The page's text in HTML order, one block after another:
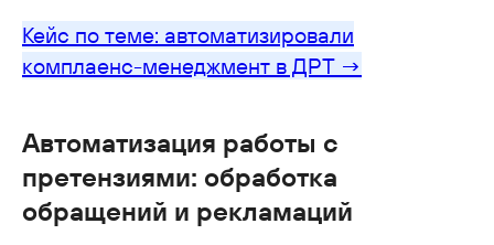
Кейс по теме: автоматизировали
комплаенс-менеджмент в ДРТ →
Автоматизация работы с
претензиями: обработка
обращений и рекламаций